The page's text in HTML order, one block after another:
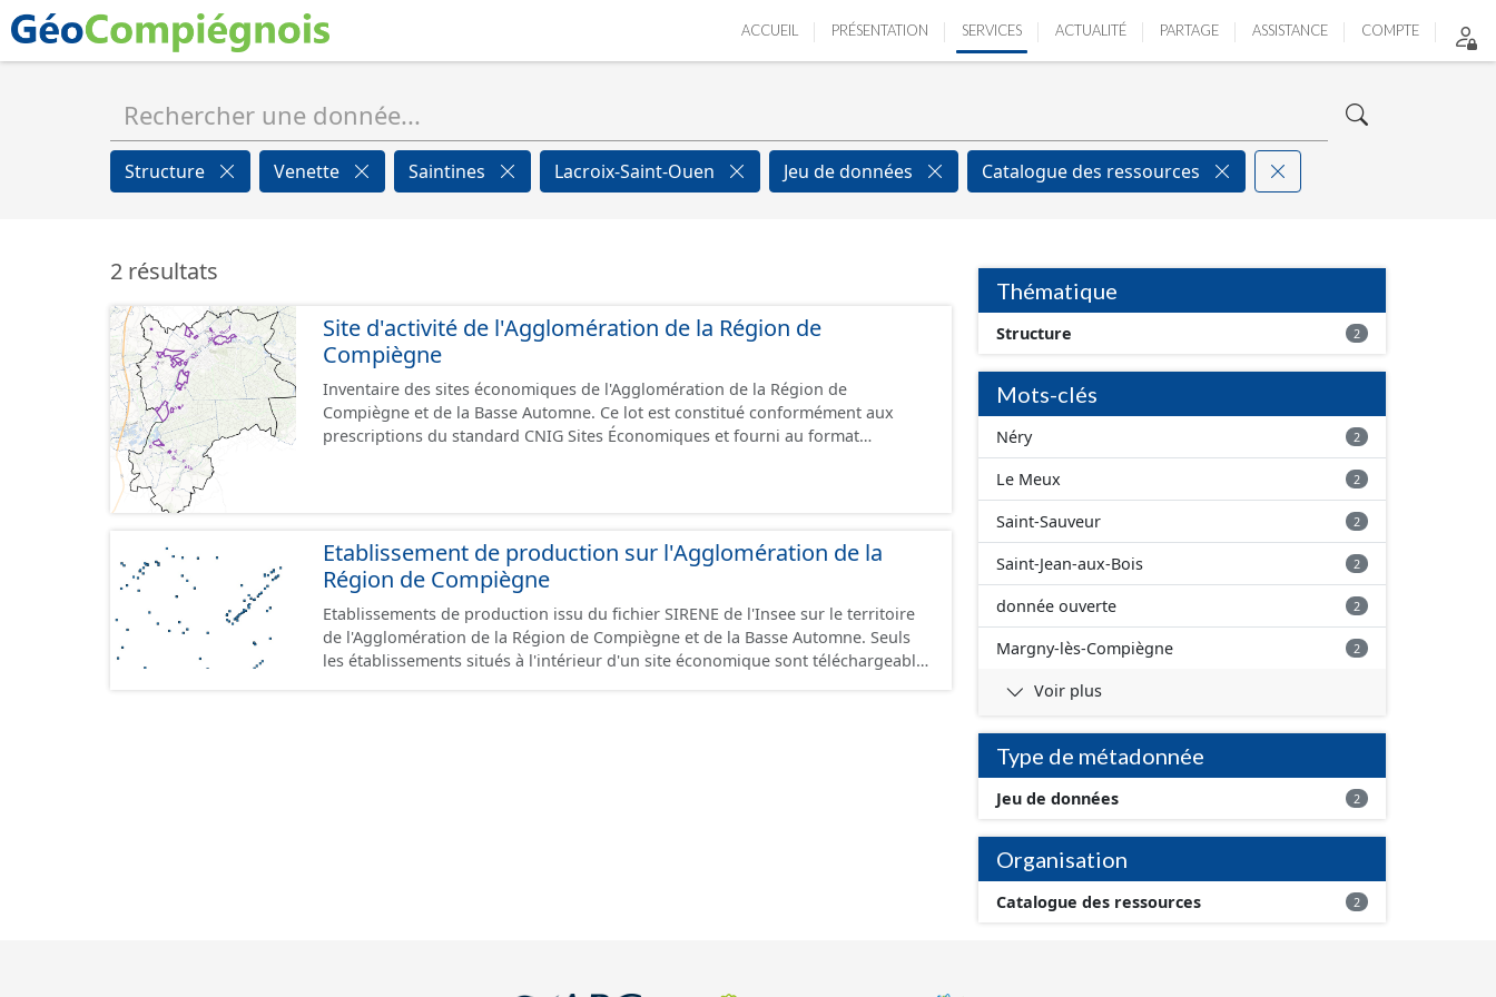
ACCUEIL PRÉSENTATION SERVICES ACTUALITÉ PARTAGE ASSISTANCE COMPTE
Structure Venette Saintines Lacroix-Saint-Ouen Jeu de données Catalogue des ressources
2 résultats
Site d'activité de l'Agglomération de la Région de
Compiègne
Inventaire des sites économiques de l'Agglomération de la Région de
Compiègne et de la Basse Automne. Ce lot est constitué conformément aux
prescriptions du standard CNIG Sites Économiques et fourni au format
Etablissement de production sur l'Agglomération de la
Région de Compiègne
Etablissements de production issu du fichier SIRENE de l'Insee sur le territoire
de l'Agglomération de la Région de Compiègne et de la Basse Automne. Seuls
les établissements situés à l'intérieur d'un site économique sont téléchargeables
Thématique
Structure 2
Mots-clés
Néry 2
Le Meux 2
Saint-Sauveur 2
Saint-Jean-aux-Bois 2
donnée ouverte 2
Margny-lès-Compiègne 2
Voir plus
Type de métadonnée
Jeu de données 2
Organisation
Catalogue des ressources 2